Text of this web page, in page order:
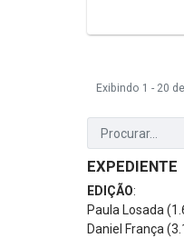
Exibindo 1 - 20
EXPEDIENTE
EDIÇÃO:
Paula Losada
Daniel França